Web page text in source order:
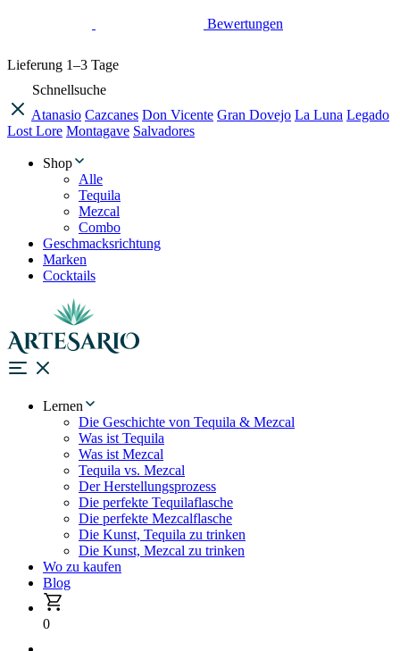
Bewertungen
Lieferung 1–3 Tage
Schnellsuche
Atanasio Cazcanes Don Vicente Gran Dovejo La Luna Legado
Lost Lore Montagave Salvadores
Shop
Alle
Tequila
Mezcal
Combo
Geschmacksrichtung
Marken
Cocktails
Lernen
Die Geschichte von Tequila & Mezcal
Was ist Tequila
Was ist Mezcal
Tequila vs. Mezcal
Der Herstellungsprozess
Die perfekte Tequilaflasche
Die perfekte Mezcalflasche
Die Kunst, Tequila zu trinken
Die Kunst, Mezcal zu trinken
Wo zu kaufen
Blog
0